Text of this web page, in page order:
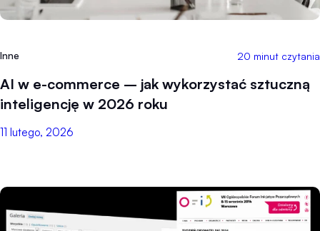
Inne 20 minut czytania
AI w e-commerce – jak wykorzystać sztuczną
inteligencję w 2026 roku
11 lutego, 2026